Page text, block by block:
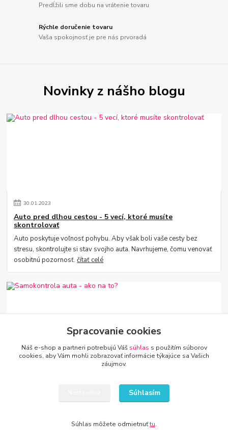
Predĺžili sme dobu na vrátenie tovaru
Rýchle doručenie tovaru
Vaša spokojnosť je pre nás prvoradá
Novinky z nášho blogu
30.01.2023
Auto pred dlhou cestou - 5 vecí, ktoré musíte
skontrolovať
Auto poskytuje voľnosť pohybu. Aby však boli vaše cesty bez
stresu, skontrolujte si stav svojho auta. Navrhujeme, čomu venovať
osobitnú pozornosť.čítať celé
Samokontrola auta - ako na to?
Rôzne komponenty auta sa časom opotrebujú. Často sa však o
sa vyhli nepríjemným situá... čítať celé
Spracovanie cookies
Náš e-shop a partneri potrebujú Váš súhlas s použitím súborov
cookies, aby Vám mohli zobrazovať informácie týkajúce sa Vašich
záujmov.
Súhlasím
Súhlas môžete odmietnuťtu.